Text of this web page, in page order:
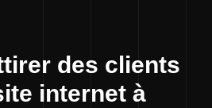
des clients
internet à